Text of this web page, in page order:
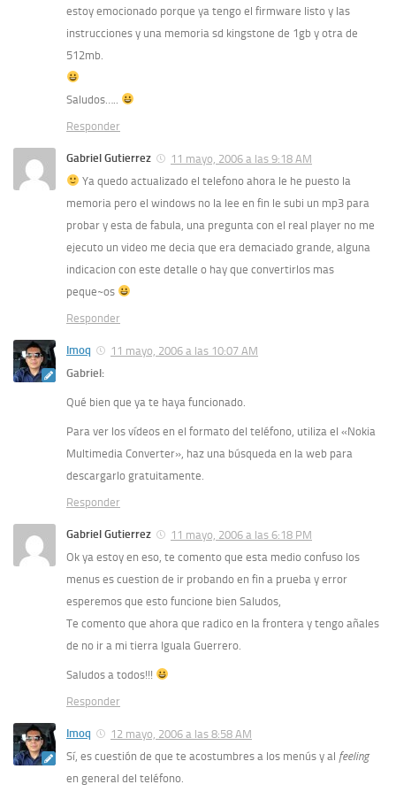
estoy emocionado porque ya tengo el firmware listo y las
instrucciones y una memoria sd kingstone de 1gb y otra de
512mb.
Saludos…..
Responder
Gabriel Gutierrez
11 mayo, 2006 a las 9:18 AM
Ya quedo actualizado el telefono ahora le he puesto la
memoria pero el windows no la lee en fin le subi un mp3 para
probar y esta de fabula, una pregunta con el real player no me
ejecuto un video me decia que era demaciado grande, alguna
indicacion con este detalle o hay que convertirlos mas
peque~os
Responder
Imoq
11 mayo, 2006 a las 10:07 AM
Gabriel:
Qué bien que ya te haya funcionado.
Para ver los vídeos en el formato del teléfono, utiliza el «Nokia
Multimedia Converter», haz una búsqueda en la web para
descargarlo gratuitamente.
Responder
Gabriel Gutierrez
11 mayo, 2006 a las 6:18 PM
Ok ya estoy en eso, te comento que esta medio confuso los
menus es cuestion de ir probando en fin a prueba y error
esperemos que esto funcione bien Saludos,
Te comento que ahora que radico en la frontera y tengo añales
de no ir a mi tierra Iguala Guerrero.
Saludos a todos!!!
Responder
Imoq
12 mayo, 2006 a las 8:58 AM
Sí, es cuestión de que te acostumbres a los menús y al feeling
en general del teléfono.